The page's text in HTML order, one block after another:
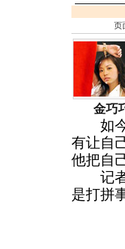
页
金巧
如今
有让自
他把自
记者(
是打拼